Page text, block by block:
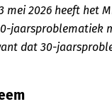
mei 2026 heeft het
jaarsproblematiek
dat 30-